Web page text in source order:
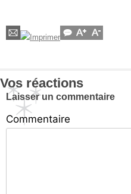
Vos réactions
Laisser un commentaire
Commentaire